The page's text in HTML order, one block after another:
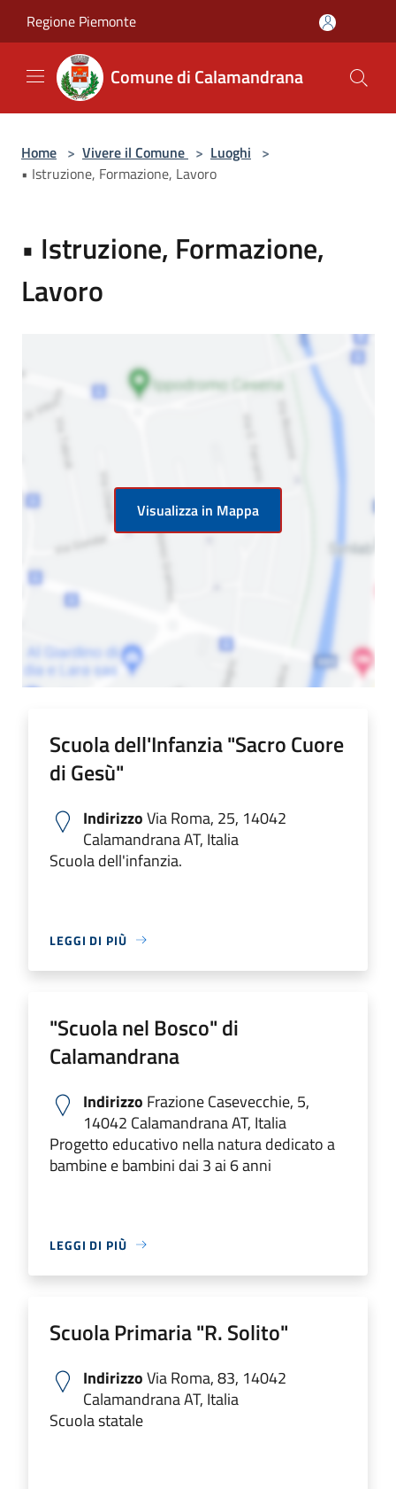
Regione Piemonte
Comune di Calamandrana
Home > Vivere il Comune > Luoghi >
• Istruzione, Formazione, Lavoro
• Istruzione, Formazione,
Lavoro
Visualizza in Mappa
Scuola dell'Infanzia "Sacro Cuore
di Gesù"
IndirizzoVia Roma, 25, 14042
Calamandrana AT, Italia
Scuola dell'infanzia.
LEGGI DI PIÙ
"Scuola nel Bosco" di
Calamandrana
Indirizzo Frazione Casevecchie, 5,
14042 Calamandrana AT, Italia
Progetto educativo nella natura dedicato a
bambine e bambini dai 3 ai 6 anni
LEGGI DI PIÙ
Scuola Primaria "R. Solito"
IndirizzoVia Roma, 83, 14042
Calamandrana AT, Italia
Scuola statale